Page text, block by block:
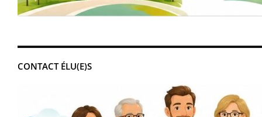
CONTACT ÉLU(E)S